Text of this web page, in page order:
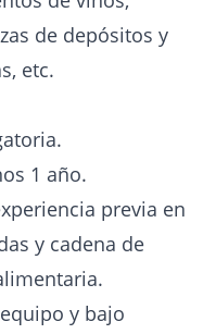
de depósitos y
etc.
1 año.
previa en
y cadena de
y bajo